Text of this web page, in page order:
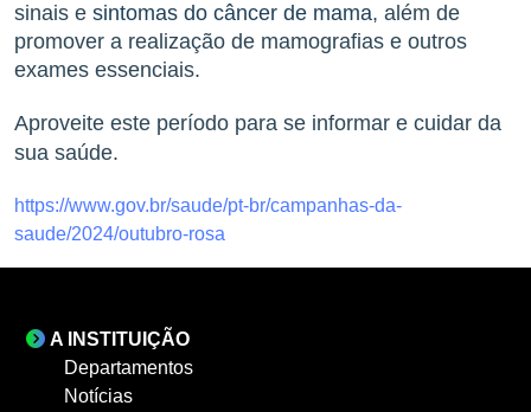
sinais e sintomas do câncer de mama, além de
promover a realização de mamografias e outros
exames essenciais.
Aproveite este período para se informar e cuidar da
sua saúde.
https://www.gov.br/saude/pt-br/campanhas-da-
saude/2024/outubro-rosa
A INSTITUIÇÃO
Departamentos
Notícias